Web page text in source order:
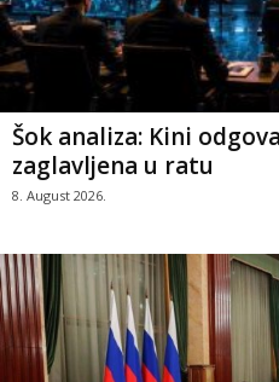
Šok analiza: Kini
zaglavljena u ratu
8. August 2026.